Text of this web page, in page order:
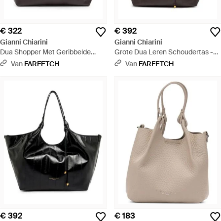
€ 322
Gianni Chiarini
Dua Shopper Met Geribbelde
Structuur - Bruin
Van FARFETCH
€ 392
Gianni Chiarini
Grote Dua Leren Schoudertas -
BruinVan FARFETCH
€ 392 € 183